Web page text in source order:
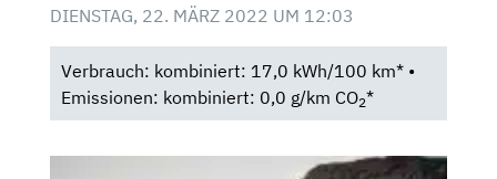
DIENSTAG, 22. MÄRZ 2022 UM 12:03
Verbrauch: kombiniert: 17,0 kWh/100 km* •
Emissionen: kombiniert: 0,0 g/km CO2*